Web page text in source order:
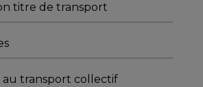
titre de transport
transport collectif